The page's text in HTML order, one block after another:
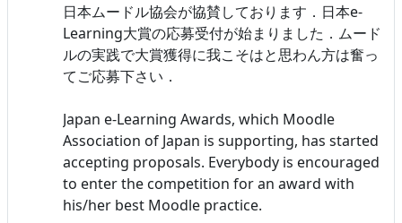
日本ムードル協会が協賛しております．日本e-
Learning大賞の応募受付が始まりました．ムード
ルの実践で大賞獲得に我こそはと思わん方は奮っ
てご応募下さい．
Japan e-Learning Awards, which Moodle
Association of Japan is supporting, has started
accepting proposals. Everybody is encouraged
to enter the competition for an award with
his/her best Moodle practice.